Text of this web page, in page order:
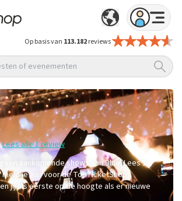
Op basis van 113.182reviews
of evenementen
Lees alle 1 review
aankomende shows van Blue. Lees 1
je aan voor de TopTicketShop
jij als eerste op de hoogte als er nieuwe